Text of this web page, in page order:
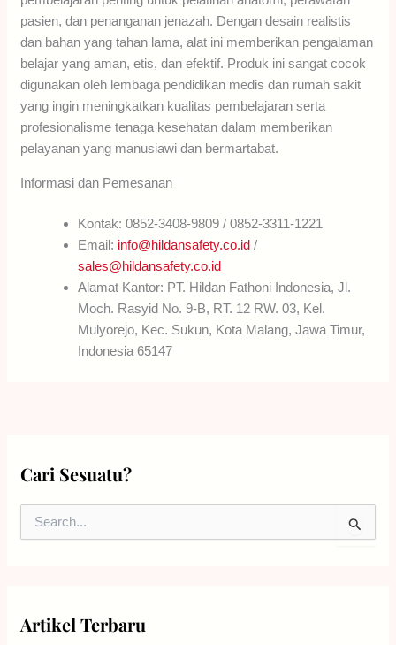
pasien, dan penanganan jenazah. Dengan desain realistis
dan bahan yang tahan lama, alat ini memberikan pengalaman
belajar yang aman, etis, dan efektif. Produk ini sangat cocok
digunakan oleh lembaga pendidikan medis dan rumah sakit
yang ingin meningkatkan kualitas pembelajaran serta
profesionalisme tenaga kesehatan dalam memberikan
pelayanan yang manusiawi dan bermartabat.
Informasi dan Pemesanan
Kontak: 0852-3408-9809 / 0852-3311-1221
Email: info@hildansafety.co.id /
sales@hildansafety.co.id
Alamat Kantor: PT. Hildan Fathoni Indonesia, Jl.
Moch. Rasyid No. 9-B, RT. 12 RW. 03, Kel.
Mulyorejo, Kec. Sukun, Kota Malang, Jawa Timur,
Indonesia 65147
Cari Sesuatu?
e
fArtikel Terbaru